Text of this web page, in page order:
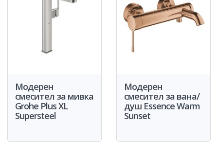
Модерен
смесител за мивка
Grohe Plus XL
Supersteel
Модерен
смесител за вана/
душ Essence Warm
Sunset